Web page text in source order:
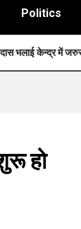
Politics
नि: शुल्क स्वास्थ्य
हो